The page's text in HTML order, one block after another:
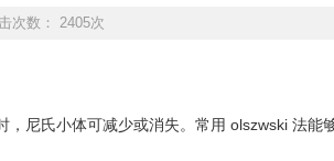
数： 2405次
尼氏小体可减少或消失。常用 olszwski 法能